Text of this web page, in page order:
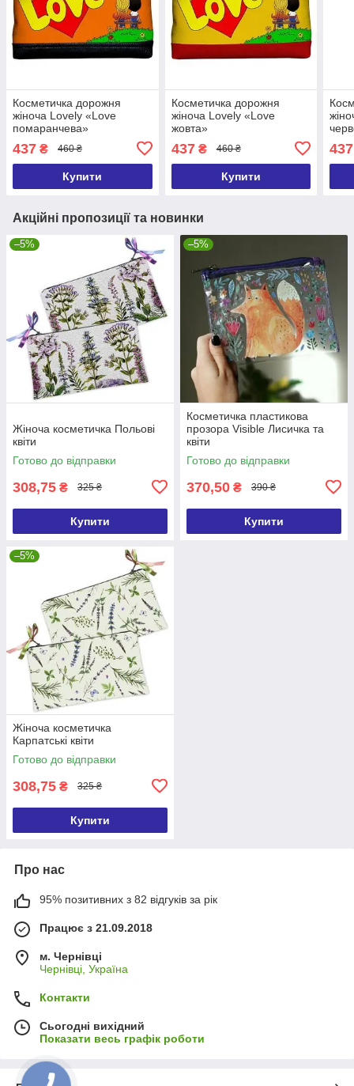
Косметичка дорожня
жіноча Lovely «Love
помаранчева»
437 ₴ 460 ₴
Купити
Косметичка дорожня
жіноча Lovely «Love
жовта»
437₴ 460 ₴
Купити
437
Акційні пропозиції та новинки
–5%
Жіноча косметичка Польові
квіти
Готово до відправки
308,75 ₴ 325 ₴
Купити
–5%
Косметичка пластикова
прозора Visible Лисичка та
квіти
Готово до відправки
370,50 ₴ 390 ₴
Купити
–5%
Жіноча косметичка
Карпатські квіти
Готово до відправки
308,75 ₴ 325 ₴
Купити
Про нас
95% позитивних з 82 відгуків за рік
Працює з 21.09.2018
м. Чернівці
Чернівці, Україна
Контакти
Сьогодні вихідний
Показати весь графік роботи
КНОПКА